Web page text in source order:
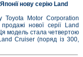
нову серію Land
Toyota Motor Corporation
нової серії Land
модель стала четвертою
Land Cruiser (поряд із 300,